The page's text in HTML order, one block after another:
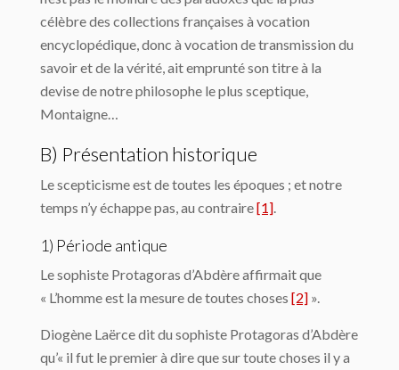
célèbre des collections françaises à vocation
encyclopédique, donc à vocation de transmission du
savoir et de la vérité, ait emprunté son titre à la
devise de notre philosophe le plus sceptique,
Montaigne…
B) Présentation historique
Le scepticisme est de toutes les époques ; et notre
temps n’y échappe pas, au contraire[1]
1) Période antique
Le sophiste Protagoras d’Abdère affirmait que
« L’homme est la mesure de toutes choses [2] ».
Diogène Laërce dit du sophiste Protagoras d’Abdère
qu’« il fut le premier à dire que sur toute choses il y a